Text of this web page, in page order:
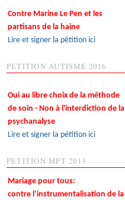
Contre Marine Le Pen et les
partisans de la haine
Lire et signer la pétition ici
PETITION AUTISME 2016
Oui au libre choix de la méthode
de soin - Non à l'interdiction de la
psychanalyse
Lire et signer la pétition ici
PETITION MPT 2013
Mariage pour tous:
contre l’instrumentalisation de la